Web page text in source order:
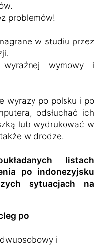
problemów!
w studiu przez
wymowy i
wyrazy po polsku i po
odsłuchać ich
lub wydrukować w
w drodze.
listach
po indonezyjsku
sytuacjach na
po
i